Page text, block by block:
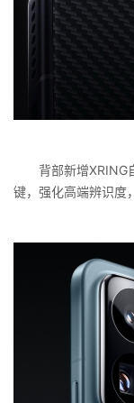
背部新增XRING
键，强化高端辨识度